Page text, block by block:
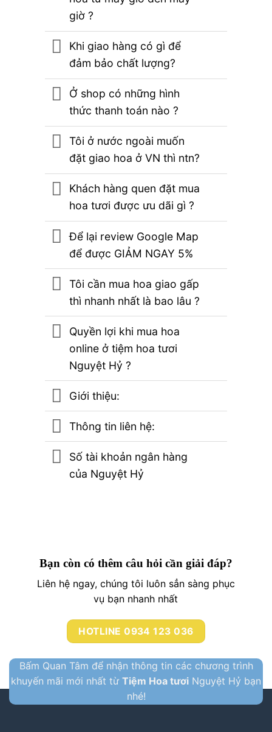
giờ ?
Khi giao hàng có gì để
đảm bảo chất lượng?
Ở shop có những hình
thức thanh toán nào ?
Tôi ở nước ngoài muốn
đặt giao hoa ở VN thì ntn?
Khách hàng quen đặt mua
hoa tươi được ưu dãi gì ?
Để lại review Google Map
để được GIẢM NGAY 5%
Tôi cần mua hoa giao gấp
thì nhanh nhất là bao lâu ?
Quyền lợi khi mua hoa
online ở tiệm hoa tươi
Nguyệt Hỷ ?
Giới thiệu:
Thông tin liên hệ:
Số tài khoản ngân hàng
của Nguyệt Hỷ
Bạn còn có thêm câu hỏi cần giải đáp?
Liên hệ ngay, chúng tôi luôn sẳn sàng phục
vụ bạn nhanh nhất
HOTLINE 0934 123 036
Bấm Quan Tâm để nhận thông tin các chương trình
khuyến mãi mới nhất từ Tiệm Hoa tươi Nguyệt Hỷ bạn
nhé!